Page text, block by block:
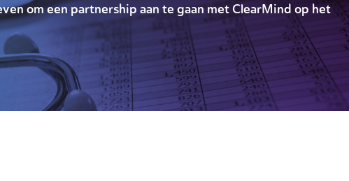
om een partnership aan te gaan met ClearMind op het